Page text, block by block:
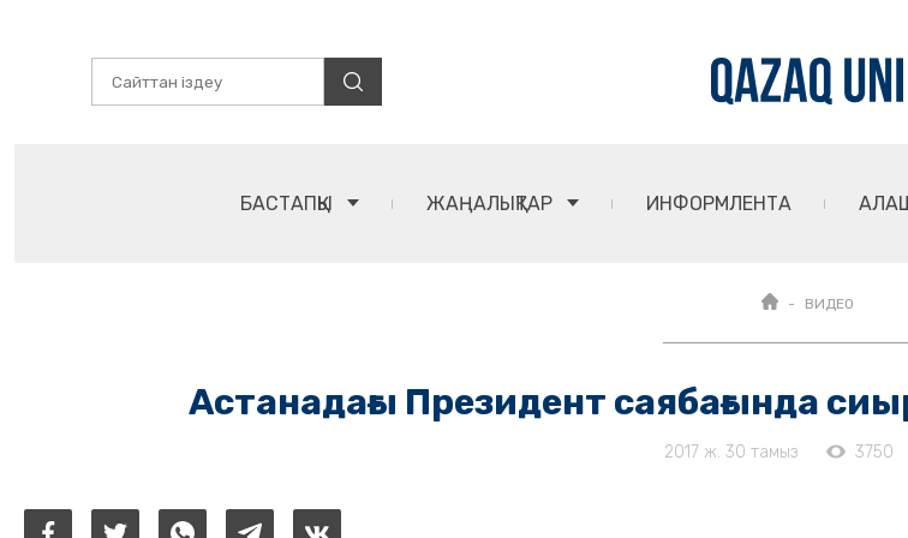
БАСТАПҚЫ ЖАҢАЛЫҚТАР ИНФОРМЛЕНТА
ВИДЕО
Астанадағы Президент саябағында
2017 ж. 30 тамыз 3750